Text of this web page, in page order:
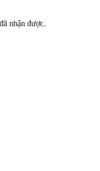
nhận được.